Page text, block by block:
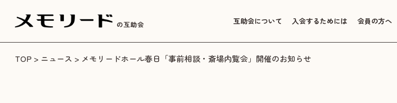
互助会について 入会するためには 会員の方へ
TOP > ニュース > メモリードホール春日「事前相談・斎場内覧会」開催のお知らせ